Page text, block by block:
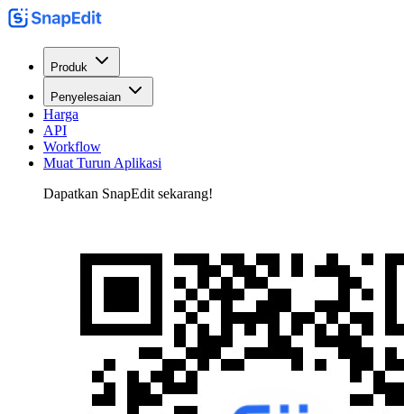
Produk
Penyelesaian
Harga
API
Workflow
Muat Turun Aplikasi
Dapatkan SnapEdit sekarang!